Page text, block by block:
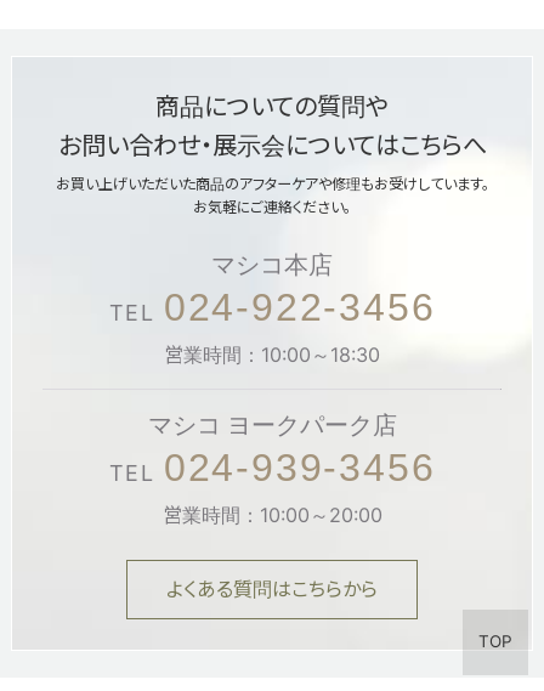
商品についての質問や
お問い合わせ・展示会についてはこちらへ
お買い上げいただいた商品のアフターケアや修理もお受けしています。
お気軽にご連絡ください。
マシコ本店
TEL 024-922-3456
営業時間：10:00～18:30
マシコ ヨークパーク店
TEL 024-939-3456
営業時間：10:00～20:00
よくある質問はこちらから
TOP